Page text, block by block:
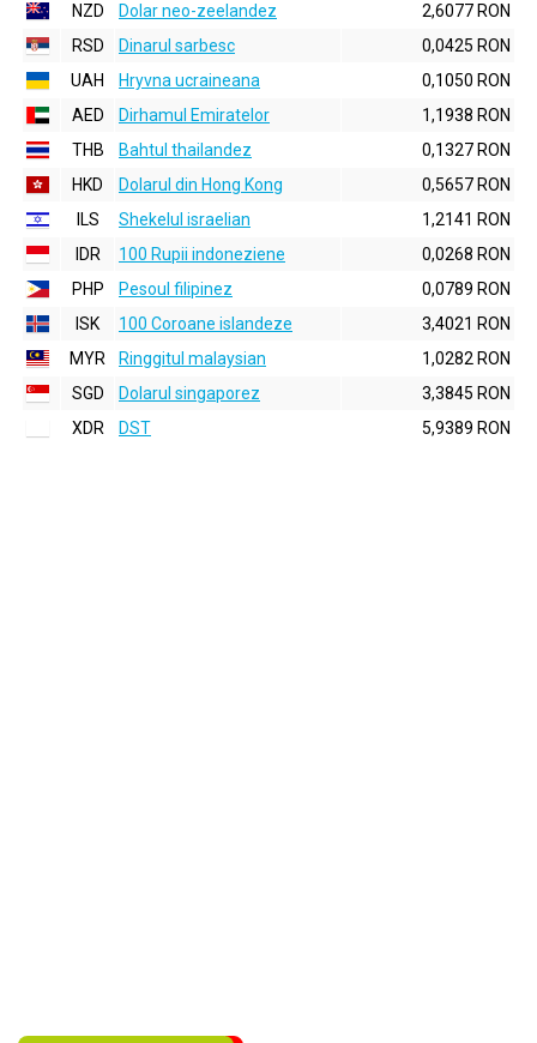
NZD
Dolar neo-zeelandez
2,6077 RON
RSD
Dinarul sarbesc
0,0425 RON
UAH
Hryvna ucraineana
0,1050 RON
AED
Dirhamul Emiratelor
1,1938 RON
THB
Bahtul thailandez
0,1327 RON
HKD
Dolarul din Hong Kong
0,5657 RON
ILS
Shekelul israelian
1,2141 RON
IDR
100 Rupii indoneziene
0,0268 RON
PHP
Pesoul filipinez
0,0789 RON
ISK
100 Coroane islandeze
3,4021 RON
MYR
Ringgitul malaysian
1,0282 RON
SGD
Dolarul singaporez
3,3845 RON
XDR
DST 5,9389 RON